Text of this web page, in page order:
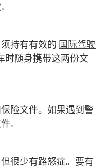
持有有效的 国际驾驶
时随身携带这两份文
险文件。如果遇到警
。
很少有路怒症。要有